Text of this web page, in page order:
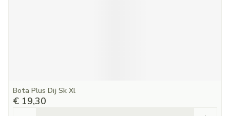
Bota Plus Dij Sk Xl
€ 19,30